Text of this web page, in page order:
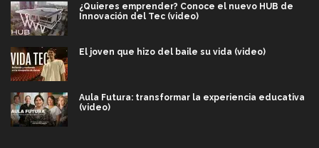
¿Quieres emprender? Conoce el nuevo HUB de
Innovación del Tec (video)
El joven que hizo del baile su vida (video)
Aula Futura: transformar la experiencia educativa
(video)